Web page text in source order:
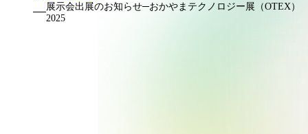
展示会出展のお知らせ─おかやまテクノロジー展（OTEX）
2025